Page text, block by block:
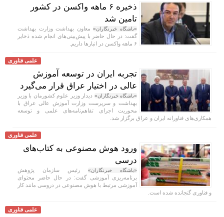
ذخیره ۶ ماهه واکسن در کشور
تامین شد
«باشگاه خبرنگاران»معاون بهداشت وزارت بهداشت
گفت: در حال حاضر با پیش‌بینی‌های انجام شده ذخایر
۶ ماهه واکسن در انبار‌ها داریم.
علمی فناوری
تجربه ایران در توسعه آموزش
عالی در اختیار عراق قرار می‌گیرد
«باشگاه خبرنگاران» دیدار وزیر علوم کشورمان با وزیر
بهداشت و سرپرست وزارت آموزش عالی عراق با
محوریت اجرای تفاهم‌نامه‌های علمی و توسعه
همکاری‌های فناورانه ایران و عراق برگزار شد.
علمی فناوری
ورود هوش مصنوعی به کتاب‌های
درسی
«باشگاه خبرنگاران» رئیس سازمان پژوهش
برنامه‌ریزی آموزشی گفت: در حال حاضر محتوای
آموزشی مرتبط با هوش مصنوعی در دروسی مانند کار
و فناوری گنجانده شده است.
علمی فناوری